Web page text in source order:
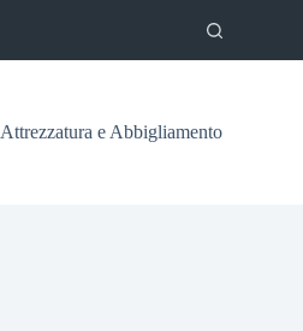
Attrezzatura e Abbigliamento